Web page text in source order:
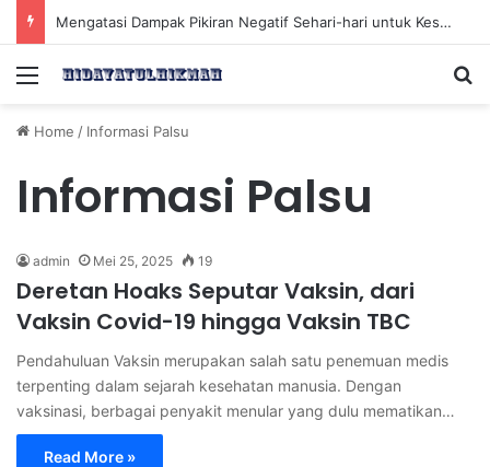
Mengatasi Dampak Pikiran Negatif Sehari-hari untuk Kesehatan Mental yang Lebih Baik
Menu
Home / Informasi Palsu
Informasi Palsu
admin Mei 25, 2025 19
Deretan Hoaks Seputar Vaksin, dari
Vaksin Covid-19 hingga Vaksin TBC
Pendahuluan Vaksin merupakan salah satu penemuan medis
terpenting dalam sejarah kesehatan manusia. Dengan
vaksinasi, berbagai penyakit menular yang dulu mematikan…
Read More »